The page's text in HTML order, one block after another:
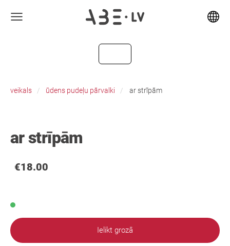
veikals ūdens pudeļu pārvalki ar strīpām
ar strīpām
€18.00
Ielikt grozā